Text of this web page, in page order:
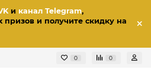
и канал Telegram,
призов и получите скидку на
0 0